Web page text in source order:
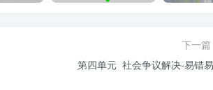
下一篇
第四单元 社会争议解决-易错